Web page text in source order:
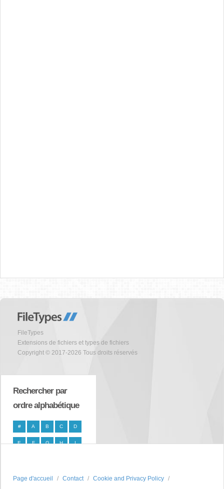
FileTypes
Extensions de fichiers et types de fichiers
Copyright © 2017-2026 Tous droits réservés
Rechercher par
ordre alphabétique
# A B C D
E F G H I
P S
Page d'accueil Contact Cookie and Privacy Policy